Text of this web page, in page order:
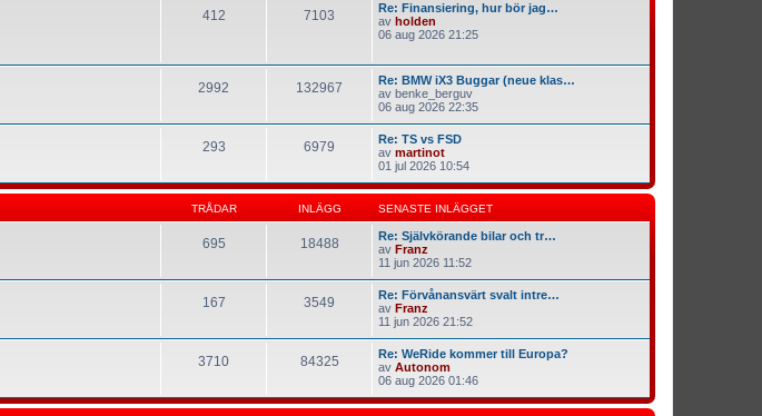
412 7103
Re: Finansiering, hur bör jag…
av holden
06 aug 2026 21:25
2992 132967
Re: BMW iX3 Buggar (neue klas…
av benke_berguv
06 aug 2026 22:35
293 6979
Re: TS vs FSD
av martinot
01 jul 2026 10:54
TRÅDAR INLÄGG SENASTE INLÄGGET
695 18488
Re: Självkörande bilar och tr…
av Franz
11 jun 2026 11:52
167 3549
Re: Förvånansvärt svalt intre…
av Franz
11 jun 2026 21:52
3710 84325
Re: WeRide kommer till Europa?
av Autonom
06 aug 2026 01:46